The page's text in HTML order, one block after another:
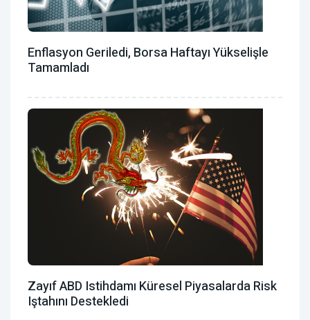
Enflasyon Geriledi, Borsa Haftayı Yükselişle
Tamamladı
Zayıf ABD Istihdamı Küresel Piyasalarda Risk
Iştahını Destekledi